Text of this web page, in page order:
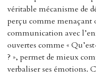
véritable mécanisme de
perçu comme menaçant
communication avec
ouvertes comme «
? », permet de mieux
verbaliser ses émotions.